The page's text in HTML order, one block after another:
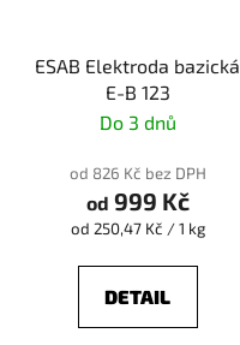
ESAB Elektroda bazická
E-B 123
Do 3 dnů
od 826 Kč bez DPH
od 999 Kč
Měrná
od 250,47 Kč / 1 kg
DETAIL